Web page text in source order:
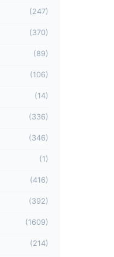
(247)
(370)
(89)
(106)
(14)
(336)
(346)
(1)
(416)
(392)
(1609)
(214)